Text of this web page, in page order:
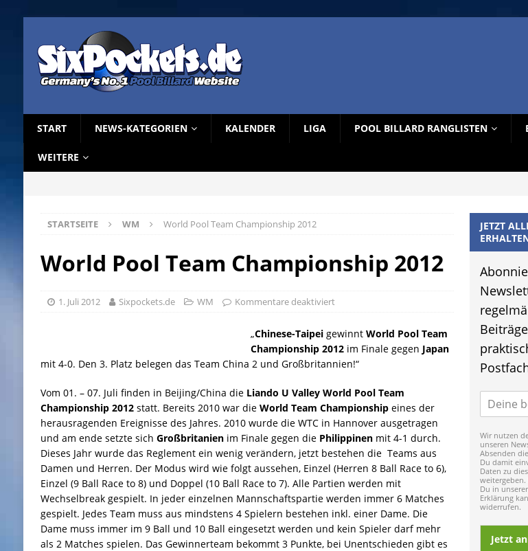
START NEWS-KATEGORIEN KALENDER LIGA POOL BILLARD RANGLISTEN
WEITERE
STARTSEITE WM World Pool Team Championship 2012
World Pool Team Championship 2012
1. Juli 2012 Sixpockets.de WM Kommentare deaktiviert
„Chinese-Taipeigewinnt World Pool Team
Championship 2012im Finale gegen Japan
mit 4-0. Den 3. Platz belegen das Team China 2 und Großbritannien!“
Vom 01. – 07. Juli finden in Beijing/China die Liando U Valley World Pool Team
Championship 2012statt. Bereits 2010 war die World Team Championshipeines der
herausragenden Ereignisse des Jahres. 2010 wurde die WTC in Hannover ausgetragen
und am ende setzte sich Großbritanienim Finale gegen die Philippinenmit 4-1 durch.
Dieses Jahr wurde das Reglement ein wenig verändern, jetzt bestehen die Teams aus
Damen und Herren. Der Modus wird wie folgt aussehen, Einzel (Herren 8 Ball Race to 6),
Einzel (9 Ball Race to 8) und Doppel (10 Ball Race to 7). Alle Partien werden mit
Wechselbreak gespielt. In jeder einzelnen Mannschaftspartie werden immer 6 Matches
gespielt. Jedes Team muss aus mindstens 4 Spielern bestehen inkl. einer Dame. Die
Dame muss immer im 9 Ball und 10 Ball eingesetzt werden und kein Spieler darf mehr
als 2 Matches spielen. Das Gewinnerteam bekommt 3 Punkte, bei Unentschieden gibt es
JETZT
Wir nutzen
unseren
Absenden
Du damit
Daten zu
Du in unserer
Erklärung
widerrufen.
Jetzt